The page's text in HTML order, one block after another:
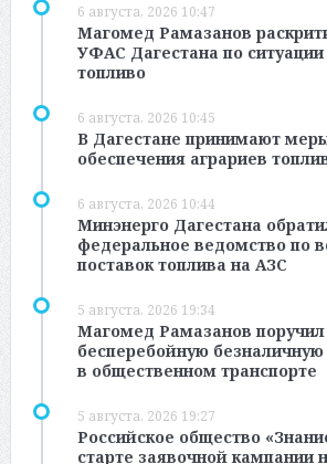
6 августа, 2026 10:47
Магомед Рамазанов
УФАС Дагестана по
топливо
6 августа, 2026 10:45
В Дагестане принимают
обеспечения аграриев
6 августа, 2026 10:44
Минэнерго Дагестана
федеральное ведомство по
поставок топлива на АЗС
5 августа, 2026 19:34
Магомед Рамазанов поручил
бесперебойную безналичную
в общественном транспорте
5 августа, 2026 19:27
Российское общество
старте заявочной кампании